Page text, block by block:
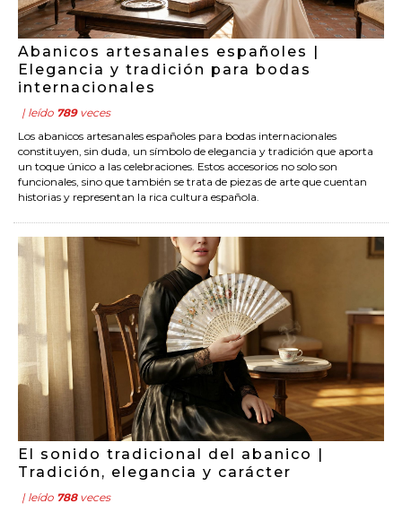
Abanicos artesanales españoles |
Elegancia y tradición para bodas
internacionales
| leído 789veces
Los abanicos artesanales españoles para bodas internacionales
constituyen, sin duda, un símbolo de elegancia y tradición que aporta
un toque único a las celebraciones. Estos accesorios no solo son
funcionales, sino que también se trata de piezas de arte que cuentan
historias y representan la rica cultura española.
El sonido tradicional del abanico |
Tradición, elegancia y carácter
| leído 788veces